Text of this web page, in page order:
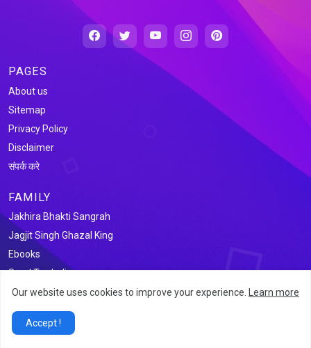
PAGES
About us
Sitemap
Privacy Policy
Disclaimer
संपर्क करे
FAMILY
Jakhira Bhakti Sangrah
Jagjit Singh Ghazal King
Ebooks
Saral Tax India
Our website uses cookies to improve your experience. Learn more
Accept !